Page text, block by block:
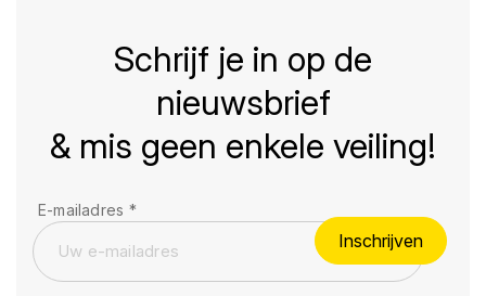
Schrijf je in op de
nieuwsbrief
& mis geen enkele veiling!
E-mailadres *
Inschrijven